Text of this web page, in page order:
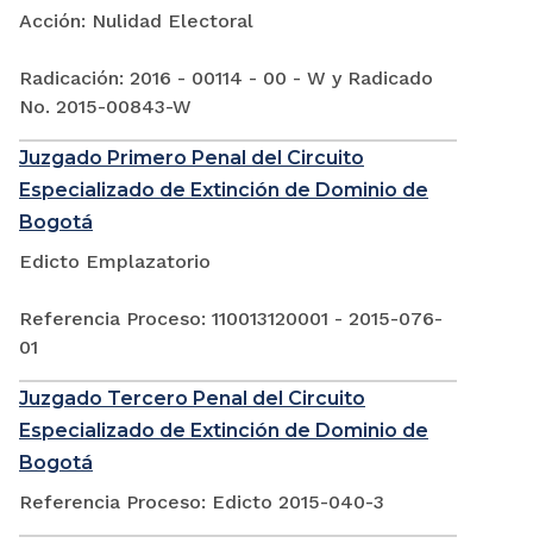
Acción: Nulidad Electoral
Radicación: 2016 - 00114 - 00 - W y Radicado
No. 2015-00843-W
Juzgado Primero Penal del Circuito
Especializado de Extinción de Dominio de
Bogotá
Edicto Emplazatorio
Referencia Proceso: 110013120001 - 2015-076-
01
Juzgado Tercero Penal del Circuito
Especializado de Extinción de Dominio de
Bogotá
Referencia Proceso: Edicto 2015-040-3